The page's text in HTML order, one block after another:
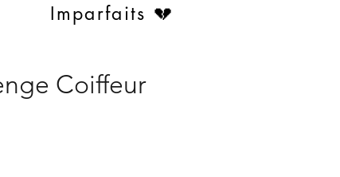
Imparfaits 💔
Coiffeur